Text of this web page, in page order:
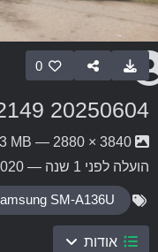
0
20250604 112149
3840 × 2880 — JPG 1.3 MB
הועלהלפני 1 שנה — 2020 צפיות
samsung SM-A136U
אודות